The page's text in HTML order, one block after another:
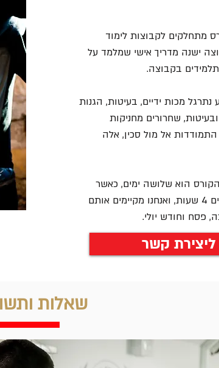
מתחלקים לקבוצות לימוד
ישנה מדריך אישי שמלמד על
בקבוצה.
מכות ידיים, בעיטות, הגנות
שחרורים מחניקות
אל מול סכין, אלה
הוא שלושה ימים, כאשר
בכל יום מתאמנים 4 שעות, ואנחנו מקיימים אותם
פסח וחודש יולי.
ליצירת קשר
שאלות